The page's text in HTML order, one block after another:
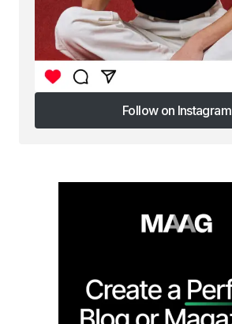
Follow on Instagram
Follow on Instagram